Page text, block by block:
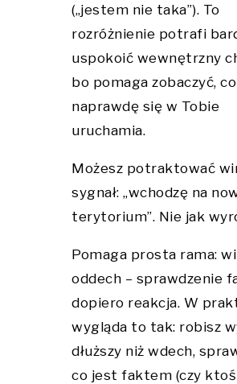
(„jestem nie taka”). To
rozróżnienie potrafi
uspokoić wewnętrzny
bo pomaga zobaczyć, co
naprawdę się w Tobie
uruchamia.
Możesz potraktować
sygnał: „wchodzę na
terytorium”. Nie jak
Pomaga prosta rama:
oddech – sprawdzenie
dopiero reakcja. W
wygląda to tak: robisz
dłuższy niż wdech,
co jest faktem (czy ktoś